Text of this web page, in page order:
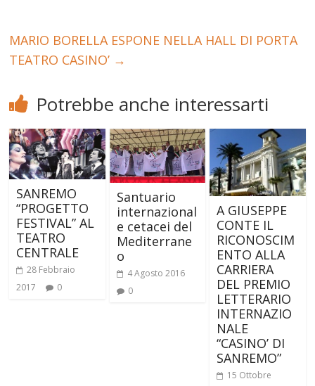
MARIO BORELLA ESPONE NELLA HALL DI PORTA
TEATRO CASINO’ →
Potrebbe anche interessarti
SANREMO
“PROGETTO
FESTIVAL” AL
TEATRO
CENTRALE
28 Febbraio
2017
0
Santuario
internazional
e cetacei del
Mediterrane
o
4 Agosto 2016
0
A GIUSEPPE
CONTE IL
RICONOSCIM
ENTO ALLA
CARRIERA
DEL PREMIO
LETTERARIO
INTERNAZIO
NALE
“CASINO’ DI
SANREMO”
15 Ottobre